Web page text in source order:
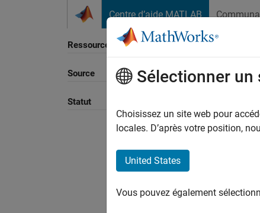
Centre d’aide MATLAB
Ressource
Source
Statut
Trier
Sélectionner un
Choisissez un site web pour
locales. D’après votre position,
United States
Vous pouvez également